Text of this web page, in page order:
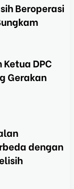
Beroperasi
DPC
Gerakan
dengan